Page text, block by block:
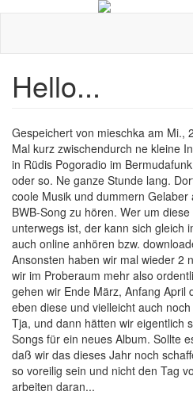
Hello...
Gespeichert von mieschka am Mi.,
Mal kurz zwischendurch ne kleine
in Rüdis Pogoradio im
oder so. Ne ganze Stunde lang.
coole Musik und dummern
BWB-Song zu hören. Wer um
unterwegs ist, der kann sich gleich
auch online anhören bzw.
Ansonsten haben wir mal wieder 2
wir im Proberaum mehr also
gehen wir Ende März, Anfang April
eben diese und vielleicht auch
Tja, und dann hätten wir eigentlich
Songs für ein neues Album. Sollte
daß wir das dieses Jahr noch
so voreilig sein und nicht den Tag
arbeiten daran...